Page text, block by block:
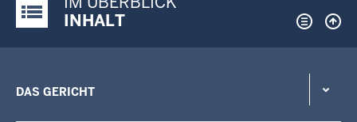
Justiz-Portal im Überblick:
INHALT
DAS GERICHT